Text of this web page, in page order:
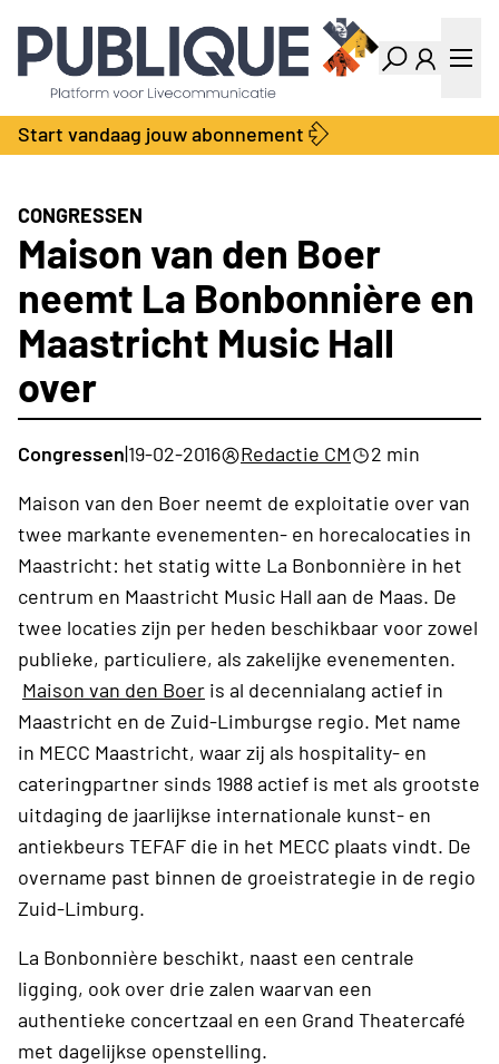
Industry Dashboard
Vacatures
Kalender
Producten
Bedrijvengids
Locatie Finder
Contact
Over ons
Adverteren
Abonnementen
Start vandaag jouw abonnement
CONGRESSEN
Maison van den Boer
neemt La Bonbonnière en
Maastricht Music Hall
over
Congressen|19-02-2016 Redactie CM
2 min
Maison van den Boer neemt de exploitatie over van
twee markante evenementen- en horecalocaties in
Maastricht: het statig witte La Bonbonnière in het
centrum en Maastricht Music Hall aan de Maas. De
twee locaties zijn per heden beschikbaar voor zowel
publieke, particuliere, als zakelijke evenementen.
Maison van den Boer is al decennialang actief in
Maastricht en de Zuid-Limburgse regio. Met name
in MECC Maastricht, waar zij als hospitality- en
cateringpartner sinds 1988 actief is met als grootste
uitdaging de jaarlijkse internationale kunst- en
antiekbeurs TEFAF die in het MECC plaats vindt. De
overname past binnen de groeistrategie in de regio
Zuid-Limburg.
La Bonbonnière beschikt, naast een centrale
ligging, ook over drie zalen waarvan een
authentieke concertzaal en een Grand Theatercafé
met dagelijkse openstelling.